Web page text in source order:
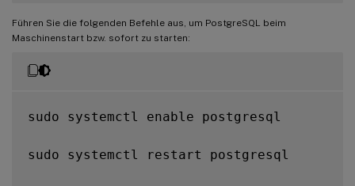
Führen Sie die folgenden Befehle aus, um PostgreSQL beim
Maschinenstart bzw. sofort zu starten:
sudo systemctl enable postgresql
sudo systemctl restart postgresql